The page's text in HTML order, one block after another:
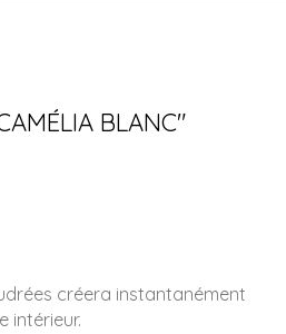
BLANC"
créera instantanément
intérieur.